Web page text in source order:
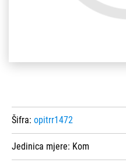
Šifra: opitrr1472
Jedinica mjere: Kom